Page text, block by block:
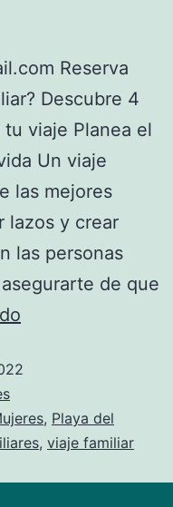
Reserva
Descubre 4
viaje Planea el
Un viaje
las mejores
lazos y crear
las personas
de que
, Playa del
, viaje familiar